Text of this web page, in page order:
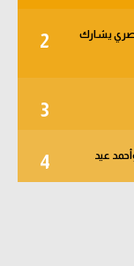
2
32.. والثلاثي المصري يشارك
3
4 عيد